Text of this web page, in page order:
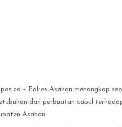
– Polres Asahan menangkap
dan perbuatan cabul
Asahan.